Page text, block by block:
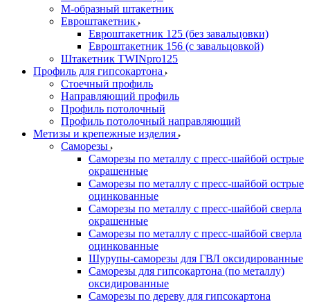
М-образный штакетник
Евроштакетник
Евроштакетник 125 (без завальцовки)
Евроштакетник 156 (с завальцовкой)
Штакетник TWINpro125
Профиль для гипсокартона
Стоечный профиль
Направляющий профиль
Профиль потолочный
Профиль потолочный направляющий
Метизы и крепежные изделия
Саморезы
Саморезы по металлу с пресс-шайбой острые
окрашенные
Саморезы по металлу с пресс-шайбой острые
оцинкованные
Саморезы по металлу с пресс-шайбой сверла
окрашенные
Саморезы по металлу с пресс-шайбой сверла
оцинкованные
Шурупы-саморезы для ГВЛ оксидированные
Саморезы для гипсокартона (по металлу)
оксидированные
Саморезы по дереву для гипсокартона